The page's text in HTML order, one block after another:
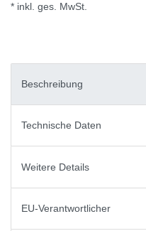
* inkl. ges. MwSt.
Beschreibung
Technische Daten
Weitere Details
EU-Verantwortlicher